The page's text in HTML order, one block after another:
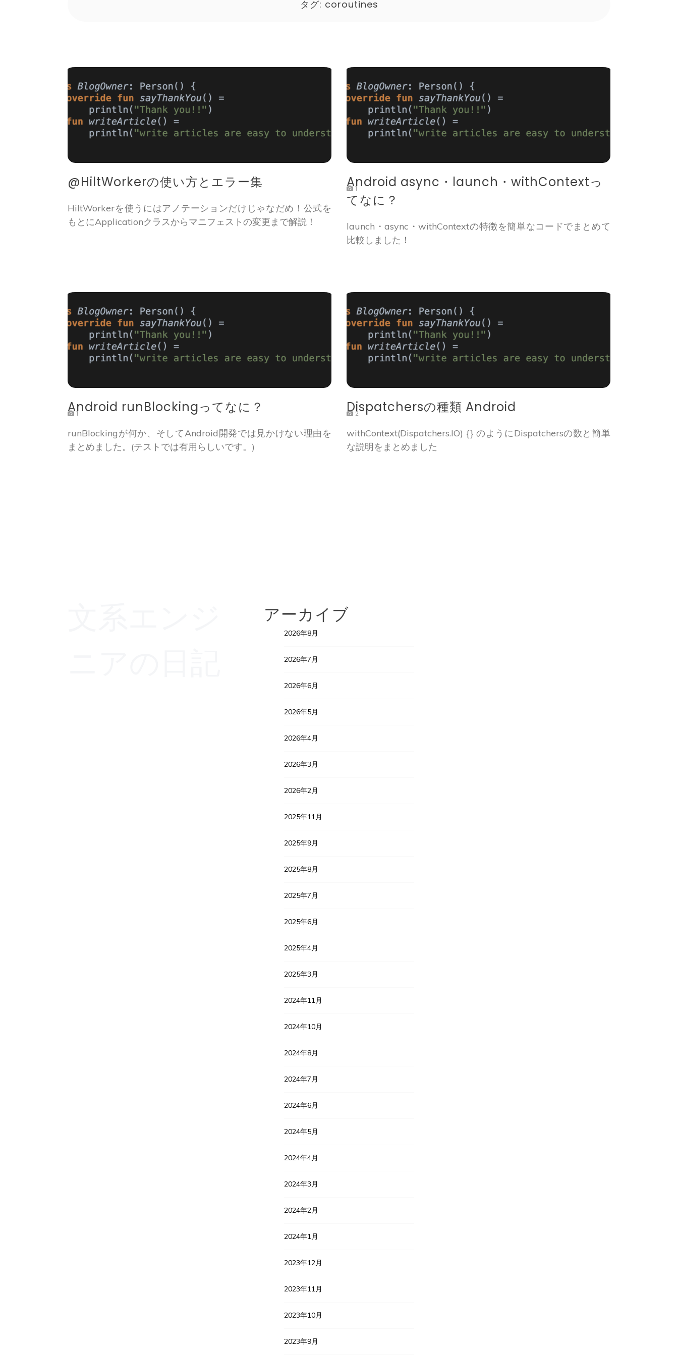
タグ: coroutines
@HiltWorkerの使い方とエラー集
HiltWorkerを使うにはアノテーションだけじゃなだめ！公式を
もとにApplicationクラスからマニフェストの変更まで解説！
1
Android async・launch・withContextっ
てなに？
launch・async・withContextの特徴を簡単なコードでまとめて
比較しました！
1
Android runBlockingってなに？
runBlockingが何か、そしてAndroid開発では見かけない理由を
まとめました。(テストでは有用らしいです。)
2
Dispatchersの種類 Android
withContext(Dispatchers.IO) {} のようにDispatchersの数と簡単
な説明をまとめました
アーカイブ
2026年8月
2026年7月
2026年6月
2026年5月
2026年4月
2026年3月
2026年2月
2025年11月
2025年9月
2025年8月
2025年7月
2025年6月
2025年4月
2025年3月
2024年11月
2024年10月
2024年8月
2024年7月
2024年6月
2024年5月
2024年4月
2024年3月
2024年2月
2024年1月
2023年12月
2023年11月
2023年10月
2023年9月